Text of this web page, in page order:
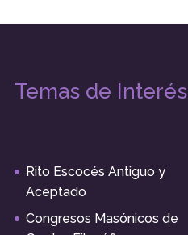
Temas de Interés
Rito Escocés Antiguo y
Aceptado
Congresos Masónicos de